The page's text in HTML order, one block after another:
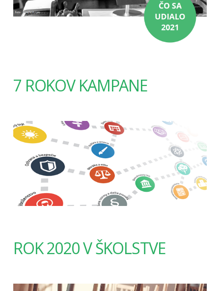
7 ROKOV KAMPANE
ROK 2020 V ŠKOLSTVE